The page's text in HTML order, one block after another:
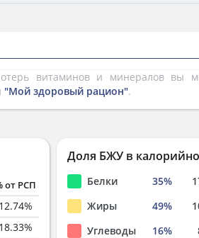
витаминов и минералов вы
"Мой здоровый рацион".
от РСП
12.74%
18.33%
Доля БЖУ в
Белки 35%
Жиры
49%
Углеводы
16%